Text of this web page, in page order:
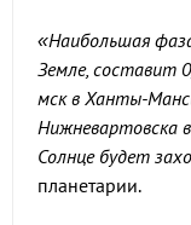
«Наибольшая
Земле, составит
мск в Ханты-
Нижневартовска
Солнце будет
планетарии.